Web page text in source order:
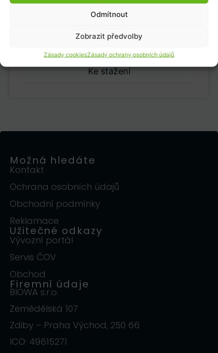
Odmítnout
Zobrazit předvolby
Zásady cookiesZásady ochrany osobních údajů
Ke stažení
kuchyní (mastnota)
v tabletách nebo granulích pro
odstranění tuků v sifonech,
Možná hledáte
Kontakt
Ochrana osobních údajů
Obchodní podmínky
Reklamace
Užitečné odkazy
Vývozní portál
Servis ČOV
Obchod
Firemní údaje
BIOWA s.r.o.
Zemědělská 107
Zdiby – Praha Východ, 250 66
ICO: 49615271